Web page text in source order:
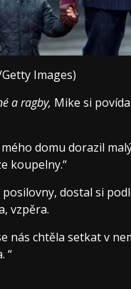
Images)
a ragby, Mike si
domu dorazil
koupelny.“
dostal si
vzpěra.
nás chtěla setkat v
“